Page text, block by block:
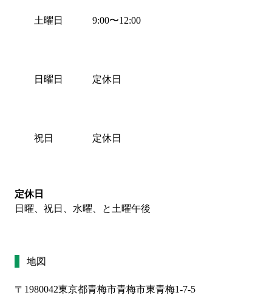
土曜日
日曜日
祝日
9:00〜12:00
定休日
定休日
定休日
日曜、祝日、水曜、と土曜午後
地図
〒1980042東京都青梅市青梅市東青梅1-7-5